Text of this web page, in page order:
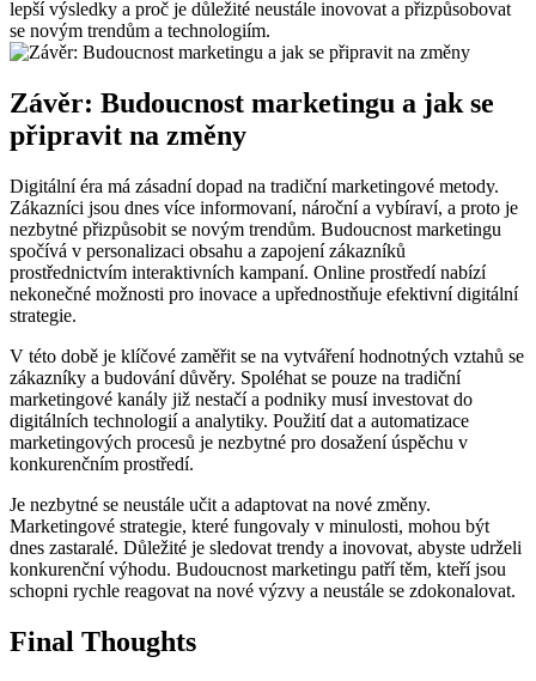
lepší výsledky ⁤a proč ⁢je důležité neustále inovovat a⁢ přizpůsobovat
se ‌novým trendům ​a technologiím.
Závěr:⁤ Budoucnost marketingu a jak se⁤
připravit na změny
Digitální éra má zásadní dopad na tradiční marketingové metody.
Zákazníci ​jsou dnes​ více informovaní, nároční a vybíraví, a proto ⁣je
nezbytné ​přizpůsobit se novým​ trendům. Budoucnost marketingu
spočívá​ v personalizaci obsahu ⁤a zapojení zákazníků
prostřednictvím interaktivních ‌kampaní. ‌Online prostředí nabízí‌
nekonečné možnosti pro inovace a ⁣upřednostňuje ⁢efektivní digitální
strategie.
V této době je klíčové ⁣zaměřit se na vytváření hodnotných vztahů se‍
zákazníky a budování​ důvěry. Spoléhat ‌se pouze ⁤na tradiční
marketingové kanály již nestačí a podniky musí ⁢investovat do
digitálních‌ technologií a analytiky. Použití dat a automatizace
marketingových ⁢procesů ‌je⁢ nezbytné pro dosažení úspěchu v⁢
konkurenčním prostředí.
Je nezbytné‍ se neustále učit a adaptovat na nové ⁣změny.
Marketingové strategie, které fungovaly v minulosti, mohou být
dnes‌ zastaralé. Důležité je sledovat trendy‍ a inovovat, abyste udrželi
konkurenční výhodu. Budoucnost marketingu patří těm, kteří jsou
schopni rychle reagovat⁢ na nové výzvy a neustále se zdokonalovat.
Final Thoughts